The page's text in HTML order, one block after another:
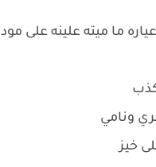
ما ميته علينه على
ونامي
خيز